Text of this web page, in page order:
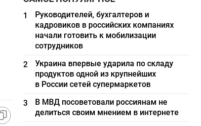
1
Руководителей, бухгалтеров и
кадровиков в российских компаниях
начали готовить к мобилизации
сотрудников
2
Украина впервые ударила по складу
продуктов одной из крупнейших
в России сетей супермаркетов
3
В МВД посоветовали россиянам не
делиться своим мнением в интернете